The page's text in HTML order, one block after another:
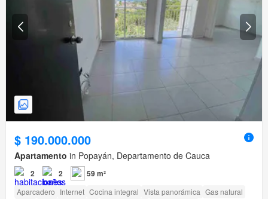
$ 190.000.000
Apartamento in Popayán, Departamento de Cauca
2 2 59 m²
Aparcadero Internet Cocina integral Vista panorámica Gas natural